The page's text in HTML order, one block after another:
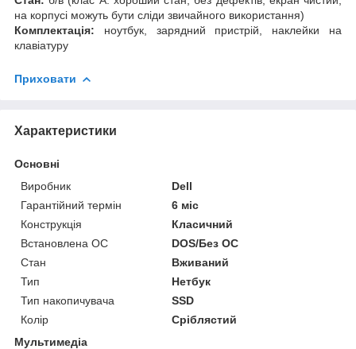
на корпусі можуть бути сліди звичайного використання)
Комплектація: ноутбук, зарядний пристрій, наклейки на
клавіатуру
Приховати
Характеристики
Основні
Виробник
Dell
Гарантійний термін
6 міс
Конструкція
Класичний
Встановлена ОС
DOS/Без ОС
Стан
Вживаний
Тип
Нетбук
Тип накопичувача
SSD
Колір
Сріблястий
Мультимедіа